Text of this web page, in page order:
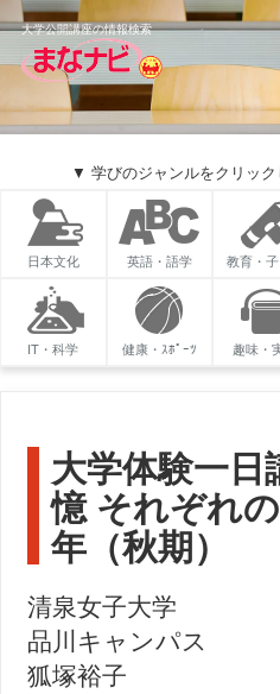
大学公開講座の情報検索
▼ 学びのジャンルをクリッ
日本文化 英語・語学 教育・
IT・科学 健康・ｽﾎﾟｰﾂ 趣味・
大学体験一
憶 それぞれ
年（秋期）
清泉女子大学
品川キャンパス
狐塚裕子